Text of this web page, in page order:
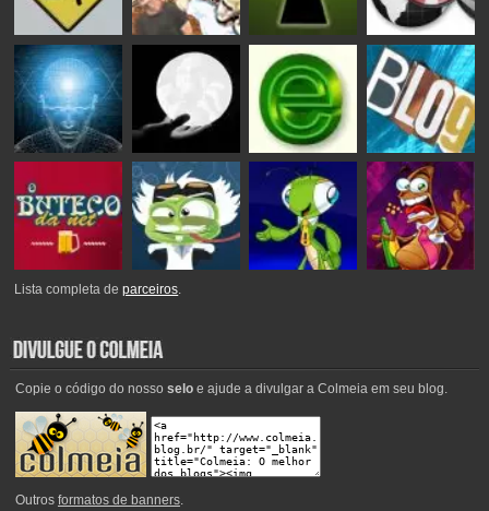
Lista completa deparceiros.
Copie o código do nosso seloe ajude a divulgar a Colmeia em seu blog.
Outros formatos de banners.